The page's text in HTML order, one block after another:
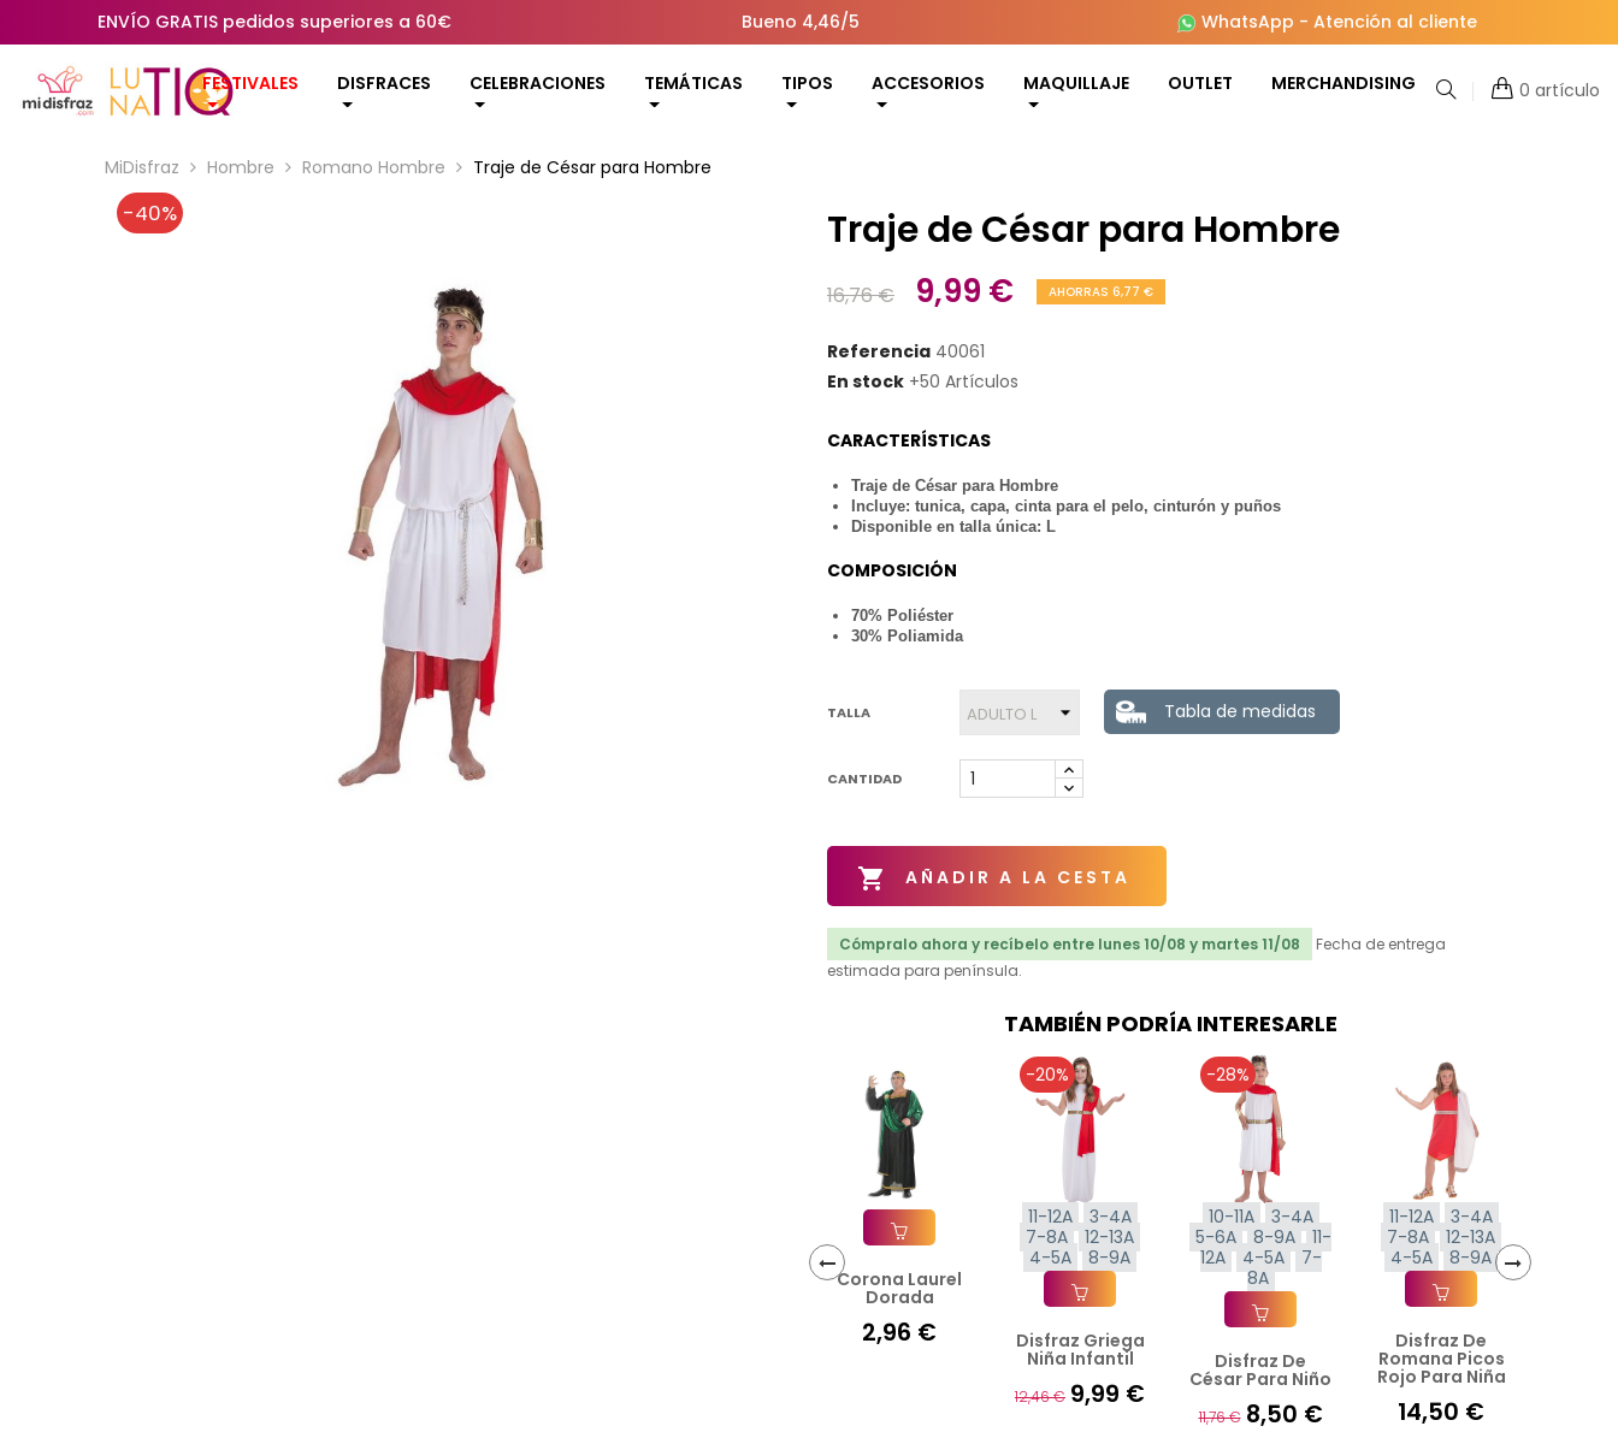
ENVÍO GRATIS pedidos superiores a 60€ Bueno 4,46/5 WhatsApp - Atención al cliente
FESTIVALES DISFRACES CELEBRACIONES TEMÁTICAS TIPOS ACCESORIOS MAQUILLAJE OUTLET MERCHANDISING 0 artículo
MiDisfraz Hombre Romano Hombre Traje de César para Hombre
-40% Traje de César para Hombre
16,76 € 9,99 € AHORRAS 6,77 €
Referencia 40061
En stock +50 Artículos
CARACTERÍSTICAS
Traje de César para Hombre
Incluye: tunica, capa, cinta para el pelo, cinturón y puños
Disponible en talla única: L
COMPOSICIÓN
70% Poliéster
30% Poliamida
TALLA Tabla de medidas
CANTIDAD
 AÑADIR A LA CESTA
Cómpralo ahora y recíbelo entre lunes 10/08 y martes 11/08
Fecha de entrega
estimada para península.
TAMBIÉN PODRÍA INTERESARLE
Añadir A La Cesta
Corona Laurel
Dorada
2,96 €
-20%
11-12A
3-4A
7-8A
12-13A
4-5A
8-9A
Añadir A La Cesta
Disfraz Griega
Niña Infantil
12,46 € 9,99 €
-28%
10-11A
3-4A
5-6A
8-9A
11-
12A
4-5A
7-
8A
Añadir A La Cesta
Disfraz De
César Para Niño
11,76 € 8,50 €
11-12A
3-4A
7-8A
12-13A
4-5A
8-9A
Añadir A La Cesta
Disfraz De
Romana Picos
Rojo Para Niña
14,50 €